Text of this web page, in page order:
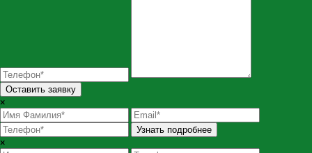
Оставить заявку
×
Узнать подробнее
×